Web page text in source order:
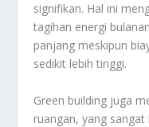
signifikan. Hal ini
tagihan energi
panjang meskipun
sedikit lebih tinggi.
Green building juga
ruangan, yang